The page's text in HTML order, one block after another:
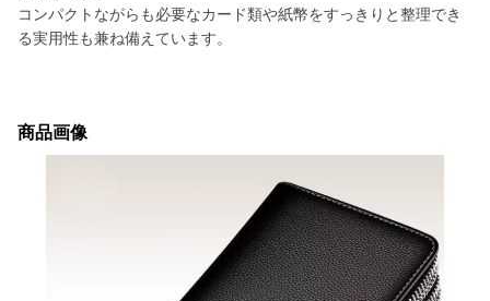
コンパクトながらも必要なカード類や紙幣をすっきりと整理でき
る実用性も兼ね備えています。
商品画像